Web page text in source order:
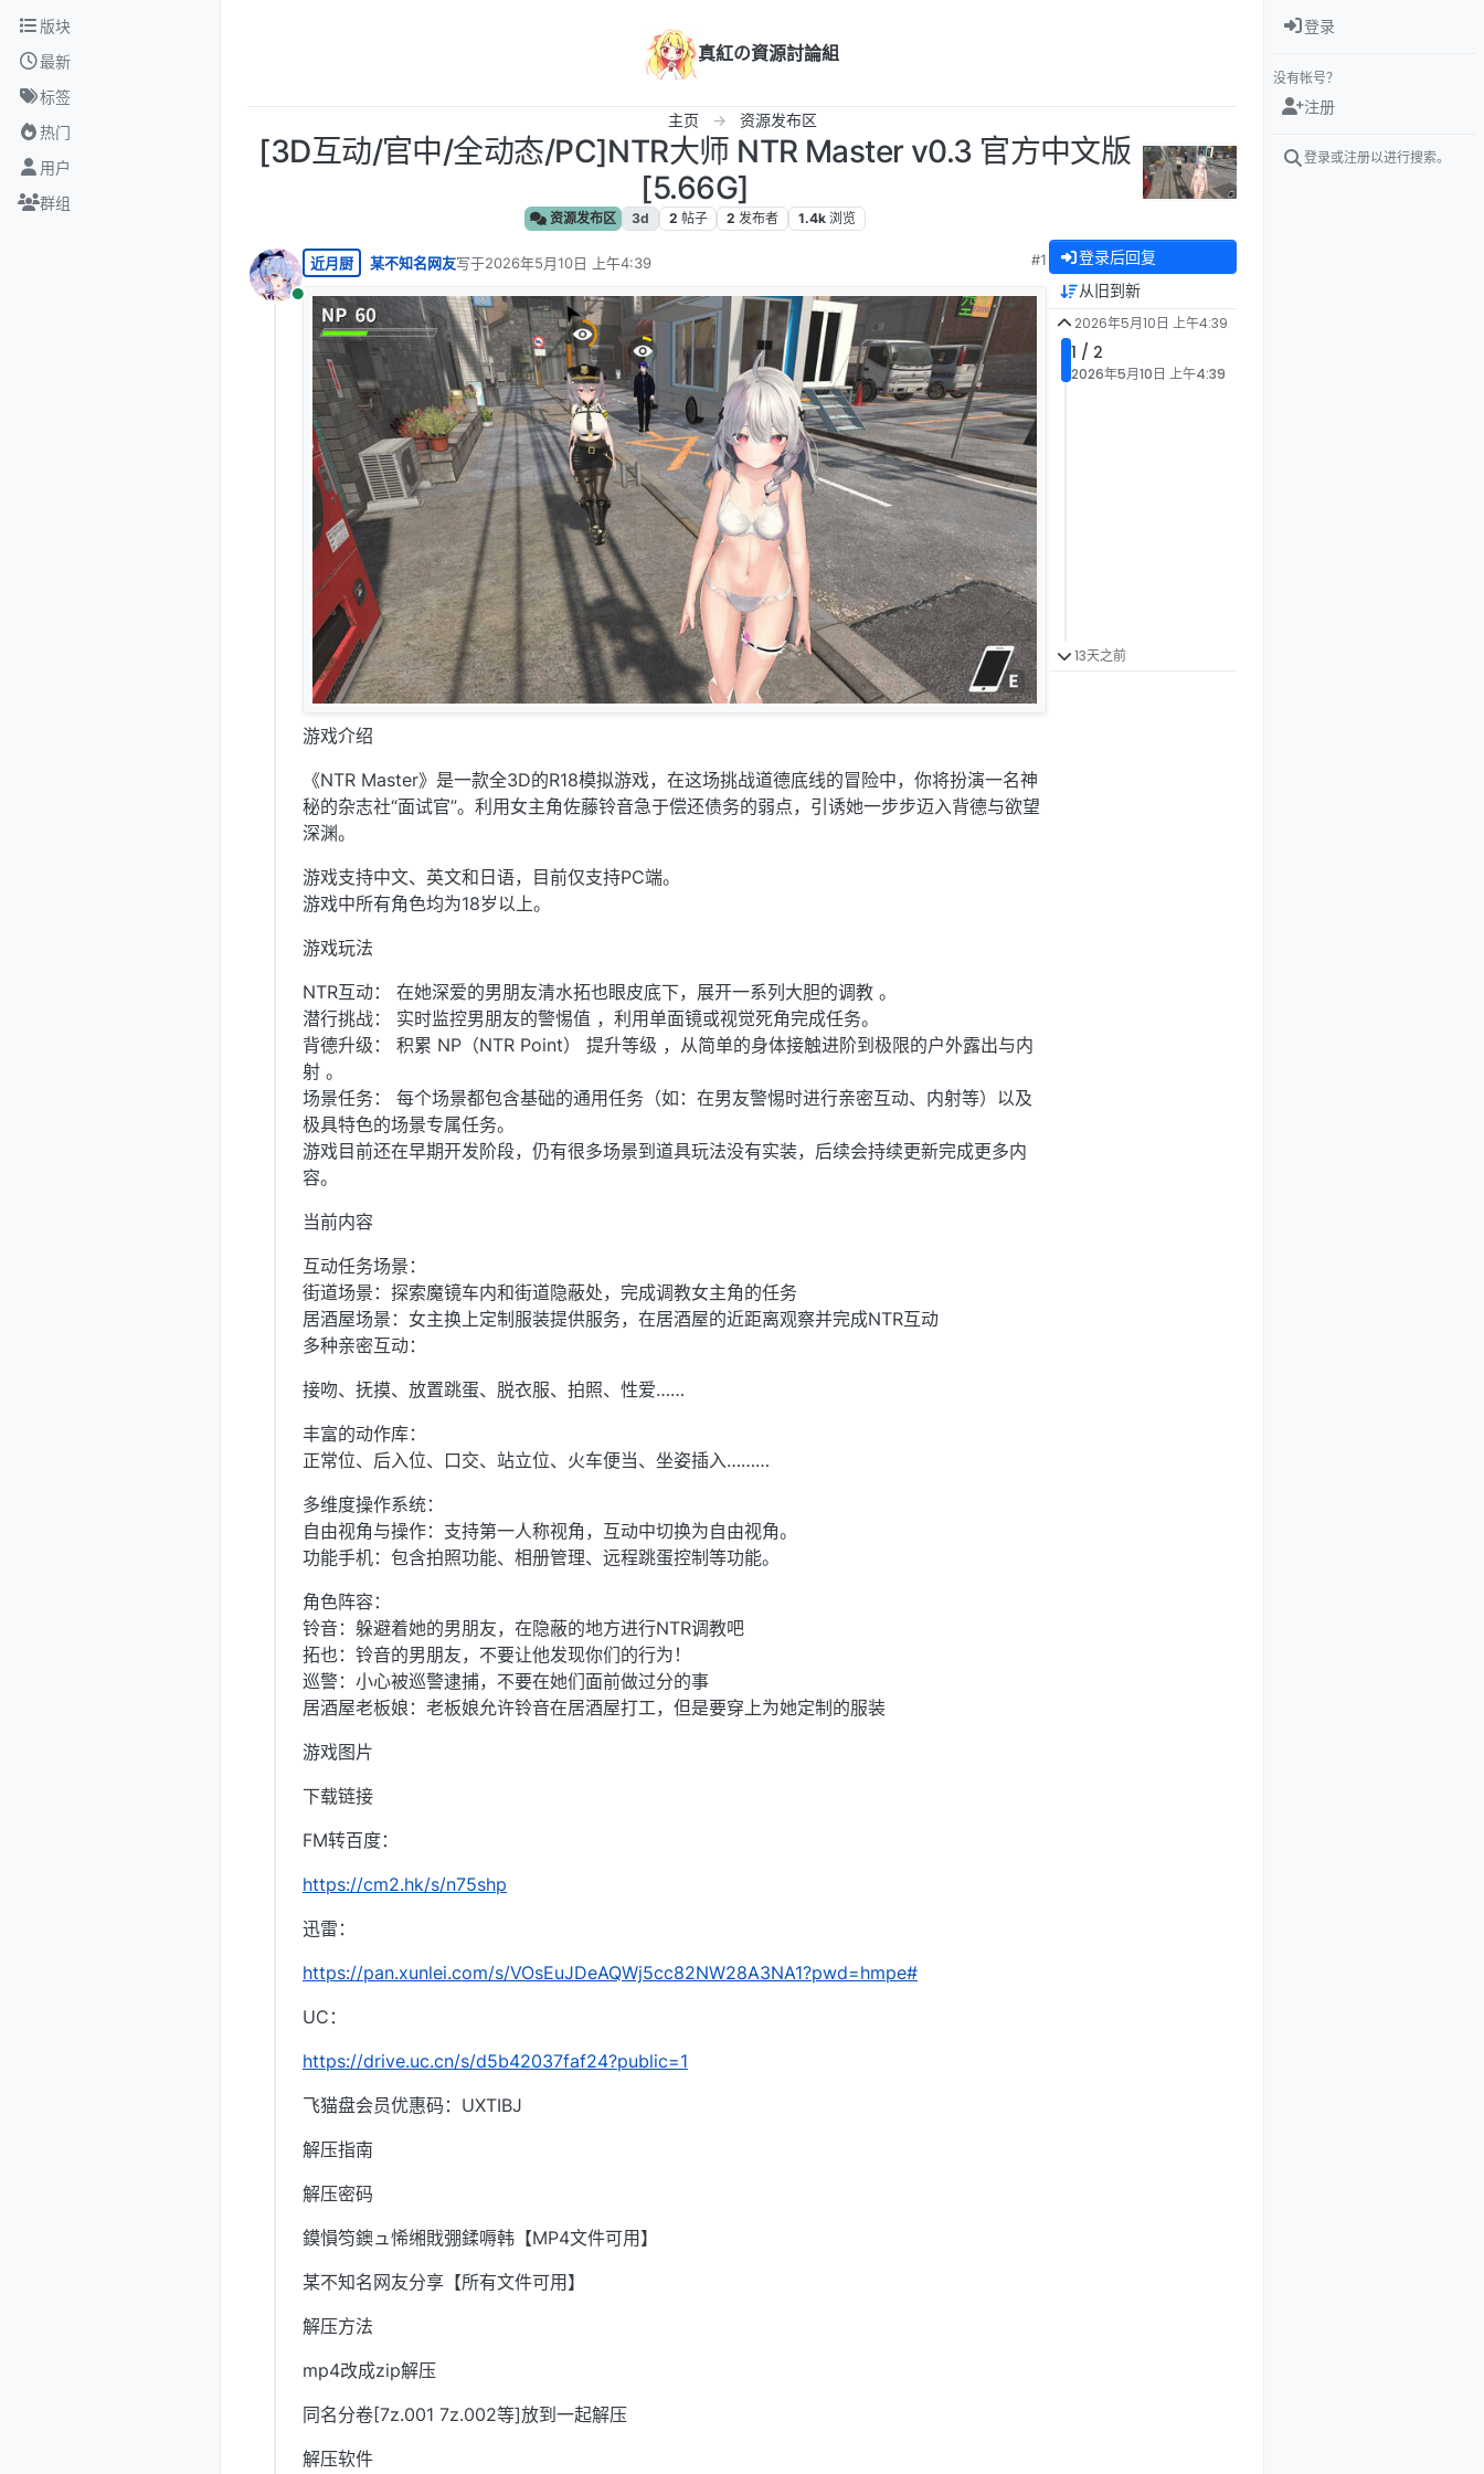
跳转至内容
版块
最新
标签
热门
用户
群组
真紅の資源討論組
主页 资源发布区
[3D互动/官中/全动态/PC]NTR大师 NTR Master v0.3 官方中文版
[5.66G]
资源发布区 3d 2 帖子 2 发布者 1.4k 浏览
在线
近月厨 某不知名网友写于2026年5月10日 上午4:39
最后由 编辑
#1
游戏介绍
《NTR Master》是一款全3D的R18模拟游戏，在这场挑战道德底线的冒险中，你将扮演一名神
秘的杂志社“面试官”。利用女主角佐藤铃音急于偿还债务的弱点，引诱她一步步迈入背德与欲望
深渊。
游戏支持中文、英文和日语，目前仅支持PC端。
游戏中所有角色均为18岁以上。
游戏玩法
NTR互动： 在她深爱的男朋友清水拓也眼皮底下，展开一系列大胆的调教 。
潜行挑战： 实时监控男朋友的警惕值 ，利用单面镜或视觉死角完成任务。
背德升级： 积累 NP（NTR Point） 提升等级 ，从简单的身体接触进阶到极限的户外露出与内
射 。
场景任务： 每个场景都包含基础的通用任务（如：在男友警惕时进行亲密互动、内射等）以及
极具特色的场景专属任务。
游戏目前还在早期开发阶段，仍有很多场景到道具玩法没有实装，后续会持续更新完成更多内
容。
当前内容
互动任务场景：
街道场景：探索魔镜车内和街道隐蔽处，完成调教女主角的任务
居酒屋场景：女主换上定制服装提供服务，在居酒屋的近距离观察并完成NTR互动
多种亲密互动：
接吻、抚摸、放置跳蛋、脱衣服、拍照、性爱……
丰富的动作库：
正常位、后入位、口交、站立位、火车便当、坐姿插入………
多维度操作系统：
自由视角与操作：支持第一人称视角，互动中切换为自由视角。
功能手机：包含拍照功能、相册管理、远程跳蛋控制等功能。
角色阵容：
铃音：躲避着她的男朋友，在隐蔽的地方进行NTR调教吧
拓也：铃音的男朋友，不要让他发现你们的行为！
巡警：小心被巡警逮捕，不要在她们面前做过分的事
居酒屋老板娘：老板娘允许铃音在居酒屋打工，但是要穿上为她定制的服装
游戏图片
下载链接
FM转百度：
https://cm2.hk/s/n75shp
迅雷：
https://pan.xunlei.com/s/VOsEuJDeAQWj5cc82NW28A3NA1?pwd=hmpe#
UC：
https://drive.uc.cn/s/d5b42037faf24?public=1
飞猫盘会员优惠码：UXTIBJ
解压指南
解压密码
鏌愪笉鐭ュ悕缃戝弸鍒嗕韩【MP4文件可用】
某不知名网友分享【所有文件可用】
解压方法
mp4改成zip解压
同名分卷[7z.001 7z.002等]放到一起解压
解压软件
登录后回复
从旧到新
2026年5月10日 上午4:39
1 / 2
2026年5月10日 上午4:39
13天之前
登录
没有帐号？
注册
登录或注册以进行搜索。